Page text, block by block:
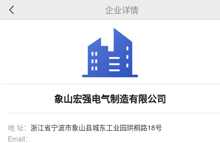
企业详情
象山宏强电气制造有限公司
地 址： 浙江省宁波市象山县城东工业园珙桐路18号
Email：